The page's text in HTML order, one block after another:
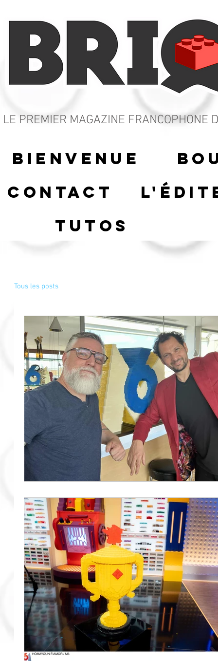
LE PREMIER MAGAZINE FRANCOPHONE
Bienvenue
Contact
Tutos
Tous les posts